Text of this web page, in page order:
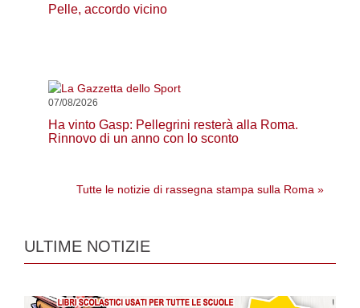
Pelle, accordo vicino
07/08/2026
Ha vinto Gasp: Pellegrini resterà alla Roma.
Rinnovo di un anno con lo sconto
Tutte le notizie di rassegna stampa sulla Roma »
ULTIME NOTIZIE